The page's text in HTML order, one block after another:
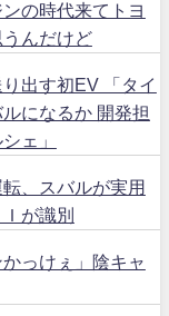
の時代来てトヨ
んだけど
出す初EV 「タイ
になるか 開発担
ェ」
、スバルが実用
が識別
っけぇ」陰キャ